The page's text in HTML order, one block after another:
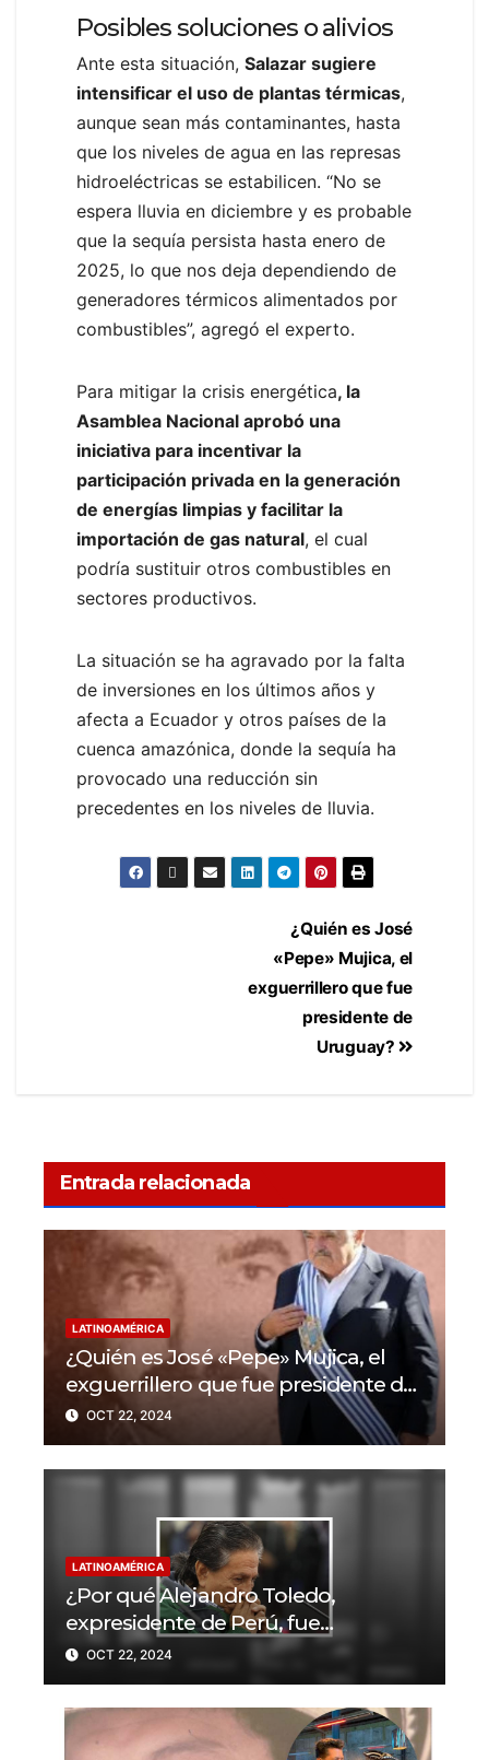
Posibles soluciones o alivios
Ante esta situación, Salazar sugiere
intensificar el uso de plantas térmicas,
aunque sean más contaminantes, hasta
que los niveles de agua en las represas
hidroeléctricas se estabilicen. “No se
espera lluvia en diciembre y es probable
que la sequía persista hasta enero de
2025, lo que nos deja dependiendo de
generadores térmicos alimentados por
combustibles”, agregó el experto.
Para mitigar la crisis energética, la
Asamblea Nacional aprobó una
iniciativa para incentivar la
participación privada en la generación
de energías limpias y facilitar la
importación de gas natural, el cual
podría sustituir otros combustibles en
sectores productivos.
La situación se ha agravado por la falta
de inversiones en los últimos años y
afecta a Ecuador y otros países de la
cuenca amazónica, donde la sequía ha
provocado una reducción sin
precedentes en los niveles de lluvia.
¿Quién es José
«Pepe» Mujica, el
exguerrillero que fue
presidente de
Uruguay?
Entrada relacionada
LATINOAMÉRICA
¿Quién es José «Pepe» Mujica, el
exguerrillero que fue presidente de
Uruguay?
OCT 22, 2024
LATINOAMÉRICA
¿Por qué Alejandro Toledo,
expresidente de Perú, fue
condenado a 20 años de prisión?
OCT 22, 2024